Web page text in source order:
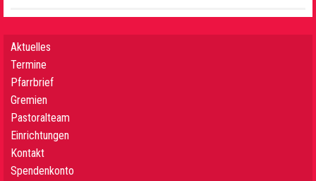
Aktuelles
Termine
Pfarrbrief
Gremien
Pastoralteam
Einrichtungen
Kontakt
Spendenkonto